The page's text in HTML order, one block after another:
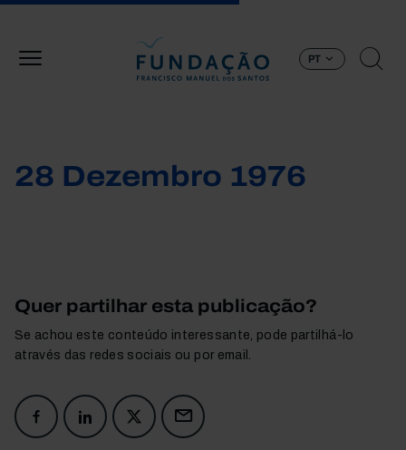
PT
28 Dezembro 1976
Quer partilhar esta publicação?
Se achou este conteúdo interessante, pode partilhá-lo
através das redes sociais ou por email.